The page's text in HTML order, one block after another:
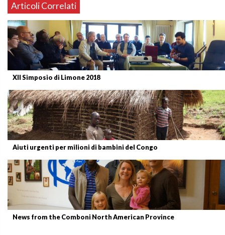
Articoli Correlati
XII Simposio di Limone 2018
Aiuti urgenti per milioni di bambini del Congo
News from the Comboni North American Province